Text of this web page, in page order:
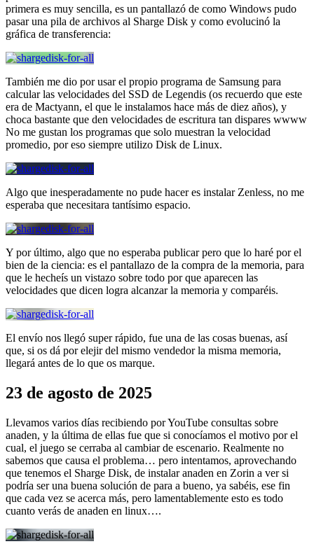
primera es muy sencilla, es un pantallazó de como Windows pudo
pasar una pila de archivos al Sharge Disk y como evolucinó la
gráfica de transferencia:
También me dio por usar el propio programa de Samsung para
calcular las velocidades del SSD de Legendis (os recuerdo que este
era de Mactyann, el que le instalamos hace más de diez años), y
choca bastante que den velocidades de escritura tan dispares wwww
No me gustan los programas que solo muestran la velocidad
promedio, por eso siempre utilizo Disk de Linux.
Algo que inesperadamente no pude hacer es instalar Zenless, no me
esperaba que necesitara tantísimo espacio.
Y por último, algo que no esperaba publicar pero que lo haré por el
bien de la ciencia: es el pantallazo de la compra de la memoria, para
que le hecheís un vistazo sobre todo por que aparecen las
velocidades que dicen logra alcanzar la memoria y comparéis.
El envío nos llegó super rápido, fue una de las cosas buenas, así
que, si os dá por elejir del mismo vendedor la misma memoria,
llegará antes de lo que os marque.
23 de agosto de 2025
Llevamos varios días recibiendo por YouTube consultas sobre
anaden, y la última de ellas fue que si conocíamos el motivo por el
cual, el juego se cerraba al cambiar de escenario. Realmente no
sabemos que causa el problema… pero intentamos, aprovechando
que tenemos el Sharge Disk, de instalar anaden en Zorin a ver si
podría ser una buena solución de para a bueno, ya sabéis, ese fin
que cada vez se acerca más, pero lamentablemente esto es todo
cuanto verás de anaden en linux….